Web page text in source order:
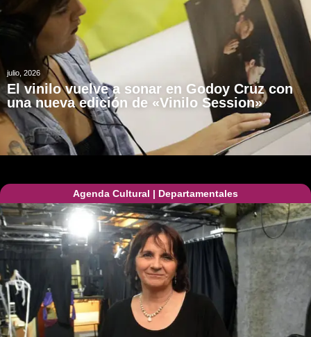
julio, 2026
El vinilo vuelve a sonar en Godoy Cruz con
una nueva edición de «Vinilo Session»
Agenda Cultural | Departamentales